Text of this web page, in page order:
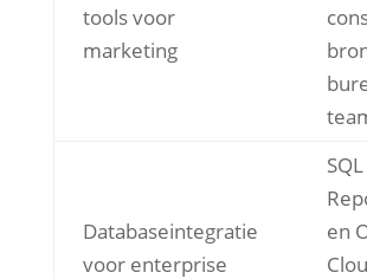
tools voor
marketing
Databaseintegratie
voor enterprise
en